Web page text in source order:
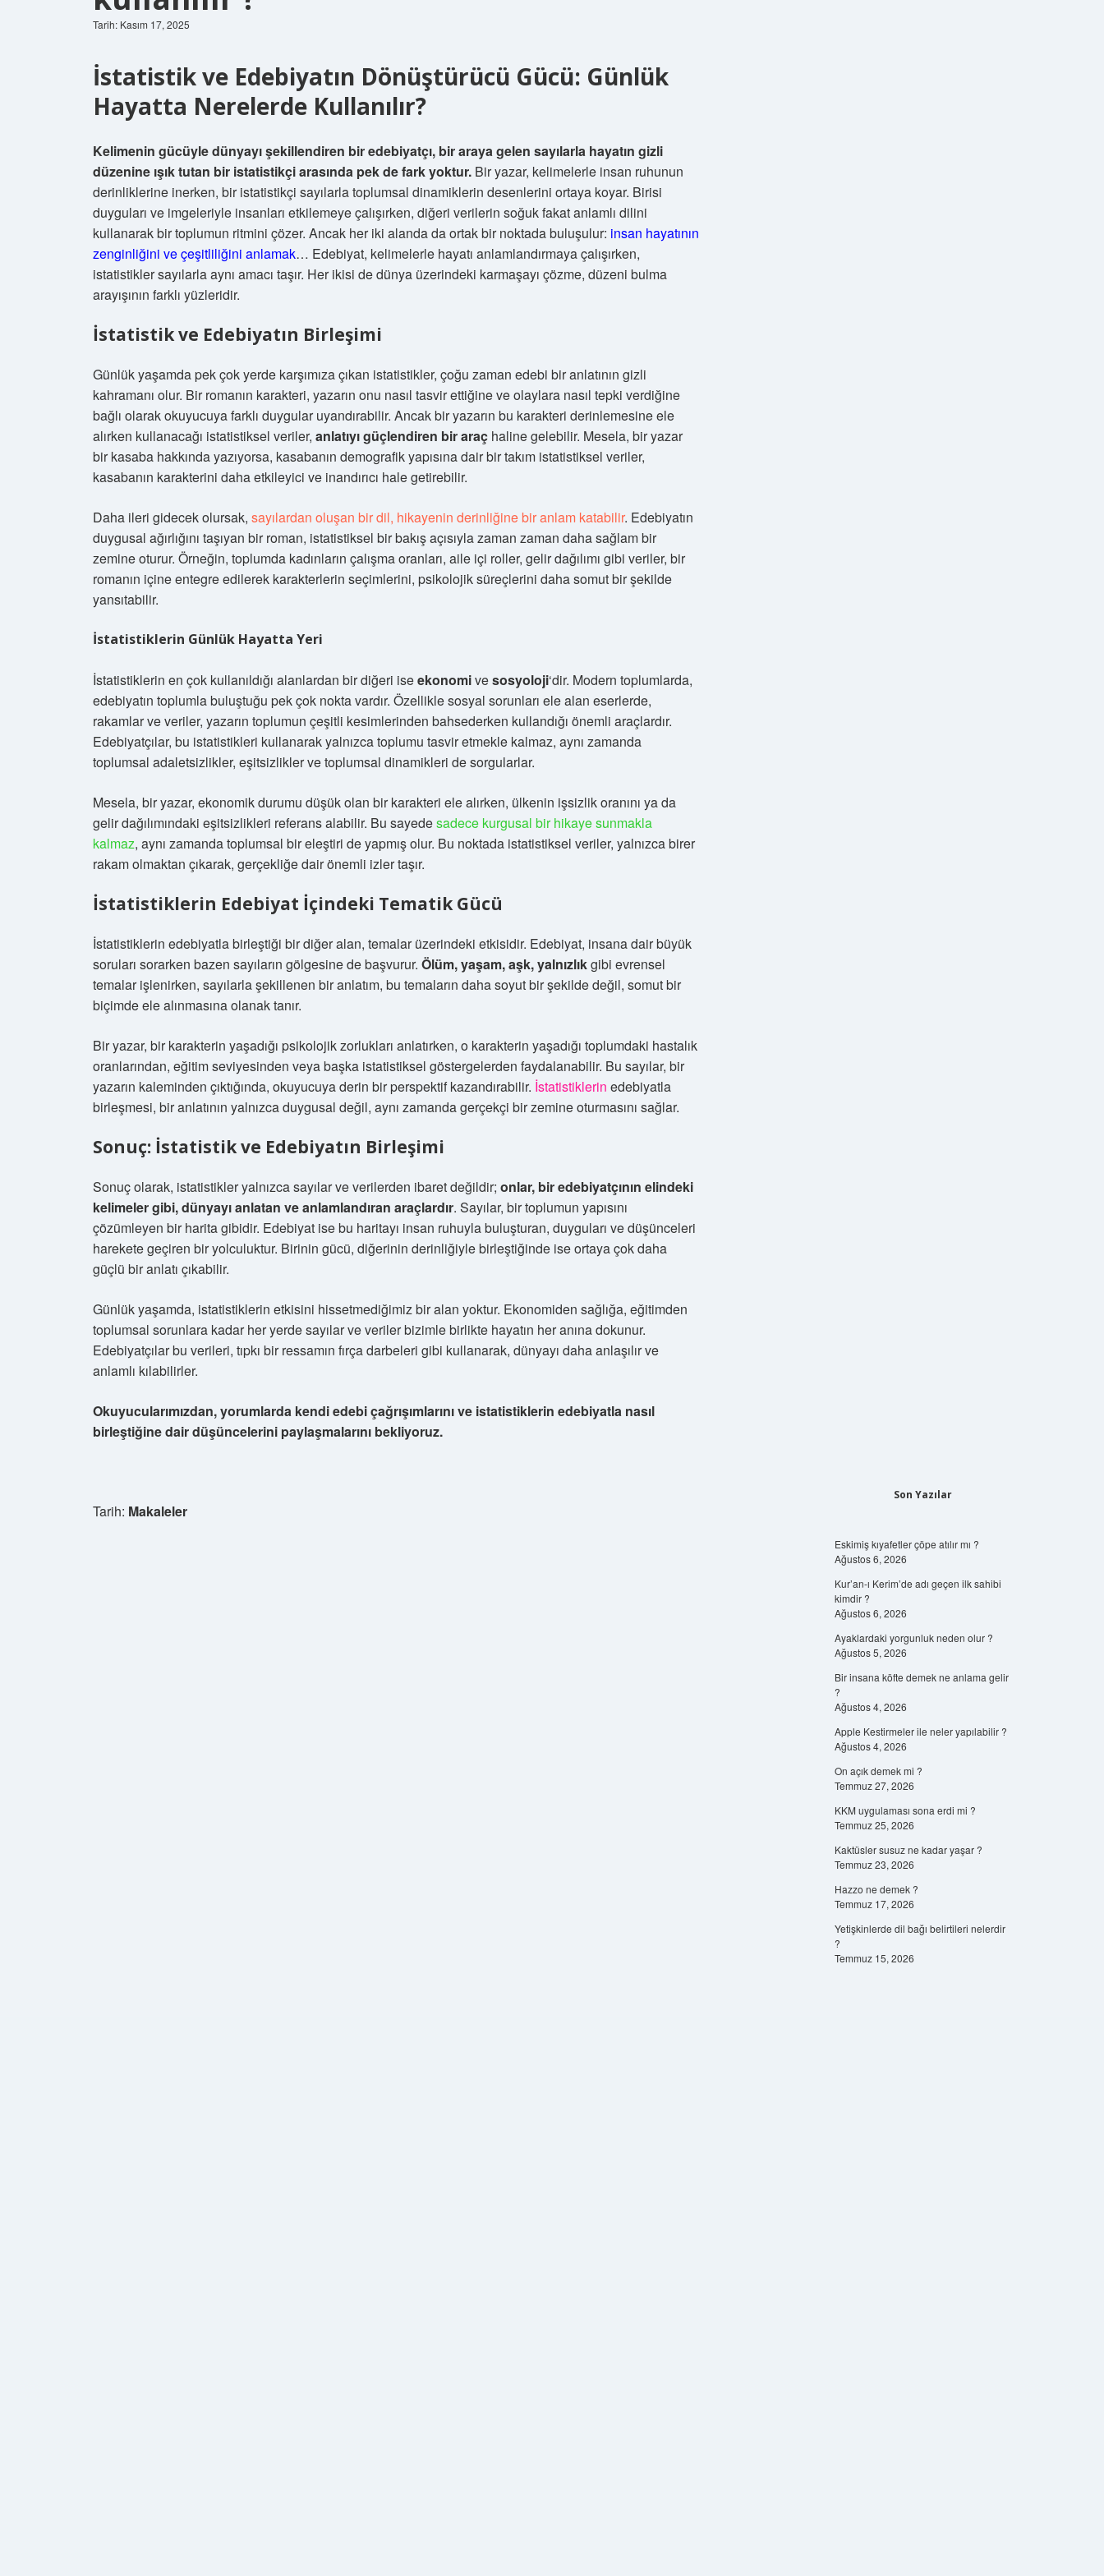
Tarih: Kasım 17, 2025
İstatistik ve Edebiyatın Dönüştürücü Gücü: Günlük
Hayatta Nerelerde Kullanılır?
Kelimenin gücüyle dünyayı şekillendiren bir edebiyatçı, bir araya gelen sayılarla hayatın gizli
düzenine ışık tutan bir istatistikçi arasında pek de fark yoktur. Bir yazar, kelimelerle insan ruhunun
derinliklerine inerken, bir istatistikçi sayılarla toplumsal dinamiklerin desenlerini ortaya koyar. Birisi
duyguları ve imgeleriyle insanları etkilemeye çalışırken, diğeri verilerin soğuk fakat anlamlı dilini
kullanarak bir toplumun ritmini çözer. Ancak her iki alanda da ortak bir noktada buluşulur: insan hayatının
zenginliğini ve çeşitliliğini anlamak… Edebiyat, kelimelerle hayatı anlamlandırmaya çalışırken,
istatistikler sayılarla aynı amacı taşır. Her ikisi de dünya üzerindeki karmaşayı çözme, düzeni bulma
arayışının farklı yüzleridir.
İstatistik ve Edebiyatın Birleşimi
Günlük yaşamda pek çok yerde karşımıza çıkan istatistikler, çoğu zaman edebi bir anlatının gizli
kahramanı olur. Bir romanın karakteri, yazarın onu nasıl tasvir ettiğine ve olaylara nasıl tepki verdiğine
bağlı olarak okuyucuya farklı duygular uyandırabilir. Ancak bir yazarın bu karakteri derinlemesine ele
alırken kullanacağı istatistiksel veriler, anlatıyı güçlendiren bir araç haline gelebilir. Mesela, bir yazar
bir kasaba hakkında yazıyorsa, kasabanın demografik yapısına dair bir takım istatistiksel veriler,
kasabanın karakterini daha etkileyici ve inandırıcı hale getirebilir.
Daha ileri gidecek olursak, sayılardan oluşan bir dil, hikayenin derinliğine bir anlam katabilir. Edebiyatın
duygusal ağırlığını taşıyan bir roman, istatistiksel bir bakış açısıyla zaman zaman daha sağlam bir
zemine oturur. Örneğin, toplumda kadınların çalışma oranları, aile içi roller, gelir dağılımı gibi veriler, bir
romanın içine entegre edilerek karakterlerin seçimlerini, psikolojik süreçlerini daha somut bir şekilde
yansıtabilir.
İstatistiklerin Günlük Hayatta Yeri
İstatistiklerin en çok kullanıldığı alanlardan bir diğeri iseekonomivesosyoloji‘dir. Modern toplumlarda,
edebiyatın toplumla buluştuğu pek çok nokta vardır. Özellikle sosyal sorunları ele alan eserlerde,
rakamlar ve veriler, yazarın toplumun çeşitli kesimlerinden bahsederken kullandığı önemli araçlardır.
Edebiyatçılar, bu istatistikleri kullanarak yalnızca toplumu tasvir etmekle kalmaz, aynı zamanda
toplumsal adaletsizlikler, eşitsizlikler ve toplumsal dinamikleri de sorgularlar.
Mesela, bir yazar, ekonomik durumu düşük olan bir karakteri ele alırken, ülkenin işsizlik oranını ya da
gelir dağılımındaki eşitsizlikleri referans alabilir. Bu sayedesadece kurgusal bir hikaye sunmakla
kalmaz, aynı zamanda toplumsal bir eleştiri de yapmış olur. Bu noktada istatistiksel veriler, yalnızca birer
rakam olmaktan çıkarak, gerçekliğe dair önemli izler taşır.
İstatistiklerin Edebiyat İçindeki Tematik Gücü
İstatistiklerin edebiyatla birleştiği bir diğer alan, temalar üzerindeki etkisidir. Edebiyat, insana dair büyük
soruları sorarken bazen sayıların gölgesine de başvurur. Ölüm, yaşam, aşk, yalnızlıkgibi evrensel
temalar işlenirken, sayılarla şekillenen bir anlatım, bu temaların daha soyut bir şekilde değil, somut bir
biçimde ele alınmasına olanak tanır.
Bir yazar, bir karakterin yaşadığı psikolojik zorlukları anlatırken, o karakterin yaşadığı toplumdaki hastalık
oranlarından, eğitim seviyesinden veya başka istatistiksel göstergelerden faydalanabilir. Bu sayılar, bir
yazarın kaleminden çıktığında, okuyucuya derin bir perspektif kazandırabilir. İstatistiklerin edebiyatla
birleşmesi, bir anlatının yalnızca duygusal değil, aynı zamanda gerçekçi bir zemine oturmasını sağlar.
Sonuç: İstatistik ve Edebiyatın Birleşimi
Sonuç olarak, istatistikler yalnızca sayılar ve verilerden ibaret değildir; onlar, bir edebiyatçının elindeki
kelimeler gibi, dünyayı anlatan ve anlamlandıran araçlardır. Sayılar, bir toplumun yapısını
çözümleyen bir harita gibidir. Edebiyat ise bu haritayı insan ruhuyla buluşturan, duyguları ve düşünceleri
harekete geçiren bir yolculuktur. Birinin gücü, diğerinin derinliğiyle birleştiğinde ise ortaya çok daha
güçlü bir anlatı çıkabilir.
Günlük yaşamda, istatistiklerin etkisini hissetmediğimiz bir alan yoktur. Ekonomiden sağlığa, eğitimden
toplumsal sorunlara kadar her yerde sayılar ve veriler bizimle birlikte hayatın her anına dokunur.
Edebiyatçılar bu verileri, tıpkı bir ressamın fırça darbeleri gibi kullanarak, dünyayı daha anlaşılır ve
anlamlı kılabilirler.
Okuyucularımızdan, yorumlarda kendi edebi çağrışımlarını ve istatistiklerin edebiyatla nasıl
birleştiğine dair düşüncelerini paylaşmalarını bekliyoruz.
Tarih: Makaleler
Son Yazılar
Eskimiş kıyafetler çöpe atılır mı ?
Ağustos 6, 2026
Kur’an-ı Kerim’de adı geçen ilk sahibi
kimdir ?
Ağustos 6, 2026
Ayaklardaki yorgunluk neden olur ?
Ağustos 5, 2026
Bir insana köfte demek ne anlama gelir
?
Ağustos 4, 2026
Apple Kestirmeler ile neler yapılabilir ?
Ağustos 4, 2026
On açık demek mi ?
Temmuz 27, 2026
KKM uygulaması sona erdi mi ?
Temmuz 25, 2026
Kaktüsler susuz ne kadar yaşar ?
Temmuz 23, 2026
Hazzo ne demek ?
Temmuz 17, 2026
Yetişkinlerde dil bağı belirtileri nelerdir
?
Temmuz 15, 2026